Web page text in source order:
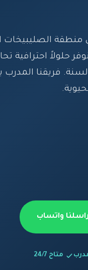
الصليبيخات
حلولاً احترافية
فريقنا المدرب
راسلنا واتساب
متاح 24/7